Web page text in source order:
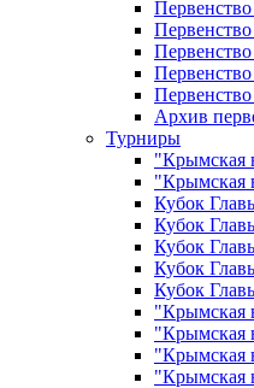
Архив
Турниры
"Крымская
"Крымская
Кубок
Кубок
Кубок
Кубок
Кубок
"Крымская
"Крымская
"Крымская
"Крымская